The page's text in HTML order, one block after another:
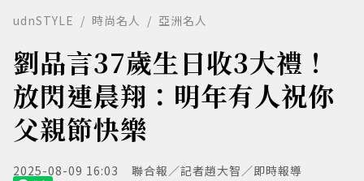
udnSTYLE 時尚名人 亞洲名人
劉品言37歲生日收3大禮！
放閃連晨翔：明年有人祝你
父親節快樂
2025-08-09 16:03 聯合報／記者趙大智／即時報導